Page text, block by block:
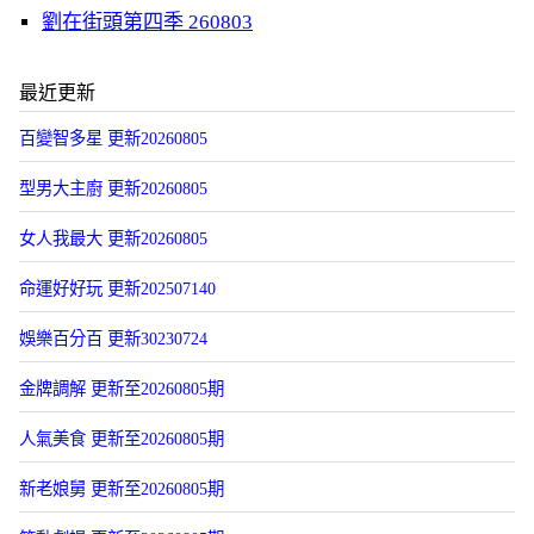
劉在街頭第四季 260803
最近更新
百變智多星 更新20260805
型男大主廚 更新20260805
女人我最大 更新20260805
命運好好玩 更新202507140
娛樂百分百 更新30230724
金牌調解 更新至20260805期
人氣美食 更新至20260805期
新老娘舅 更新至20260805期